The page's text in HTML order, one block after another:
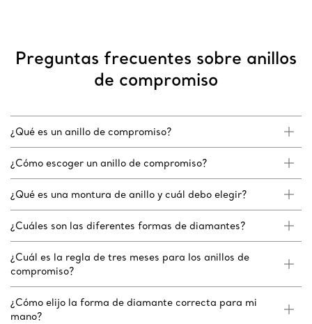
Preguntas frecuentes sobre anillos
de compromiso
¿Qué es un anillo de compromiso?
¿Cómo escoger un anillo de compromiso?
¿Qué es una montura de anillo y cuál debo elegir?
¿Cuáles son las diferentes formas de diamantes?
¿Cuál es la regla de tres meses para los anillos de
compromiso?
¿Cómo elijo la forma de diamante correcta para mi
mano?